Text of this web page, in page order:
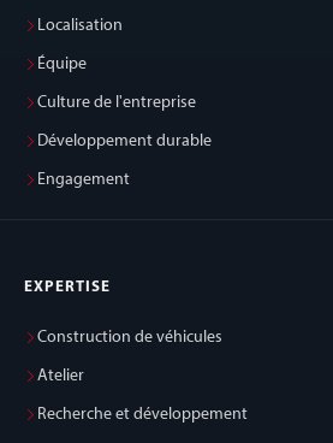
Localisation
Équipe
Culture de l'entreprise
Développement durable
Engagement
EXPERTISE
Construction de véhicules
Atelier
Recherche et développement